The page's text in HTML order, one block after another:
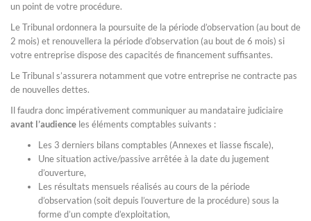
un point de votre procédure.
Le Tribunal ordonnera la poursuite de la période d’observation (au bout de
2 mois) et renouvellera la période d’observation (au bout de 6 mois) si
votre entreprise dispose des capacités de financement suffisantes.
Le Tribunal s’assurera notamment que votre entreprise ne contracte pas
de nouvelles dettes.
Il faudra donc impérativement communiquer au mandataire judiciaire
avant l’audience les éléments comptables suivants :
Les 3 derniers bilans comptables (Annexes et liasse fiscale),
Une situation active/passive arrêtée à la date du jugement
d’ouverture,
Les résultats mensuels réalisés au cours de la période
d’observation (soit depuis l’ouverture de la procédure) sous la
forme d’un compte d’exploitation,